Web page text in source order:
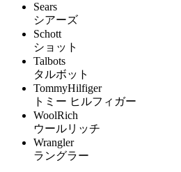
Sears
シアーズ
Schott
ショット
Talbots
タルボット
TommyHilfiger
トミー ヒルフィガー
WoolRich
ウールリッチ
Wrangler
ラングラー